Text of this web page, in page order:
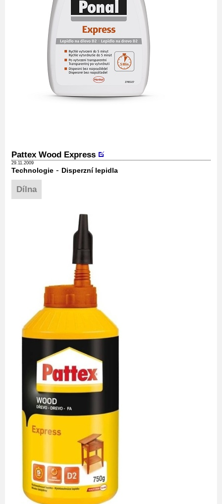
Pattex Wood Express
29.11.2009
Technologie - Disperzní lepidla
Dílna